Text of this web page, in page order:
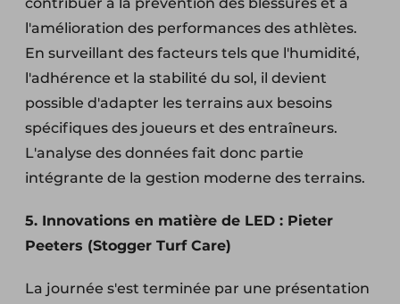
l'amélioration des performances des athlètes.
En surveillant des facteurs tels que l'humidité,
l'adhérence et la stabilité du sol, il devient
possible d'adapter les terrains aux besoins
spécifiques des joueurs et des entraîneurs.
L'analyse des données fait donc partie
intégrante de la gestion moderne des terrains.
5. Innovations en matière de LED : Pieter
Peeters (Stogger Turf Care)
La journée s'est terminée par une présentation